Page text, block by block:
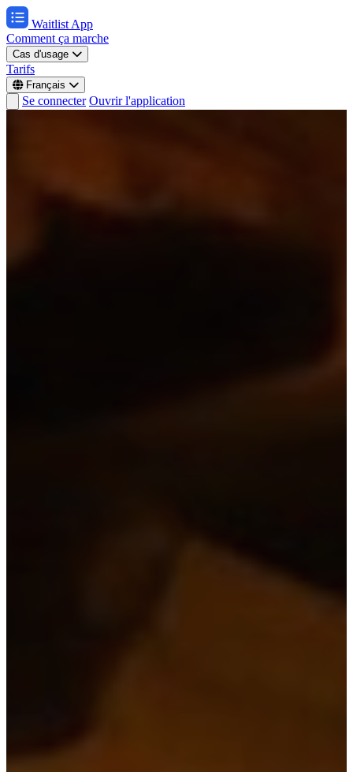
Waitlist App
Comment ça marche
Cas d'usage
Tarifs
Français
Se connecter Ouvrir l'application